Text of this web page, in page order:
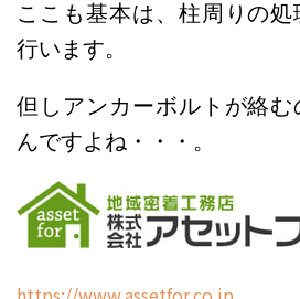
ここも基本は、柱周りの
行います。
但しアンカーボルトが絡
んですよね・・・。